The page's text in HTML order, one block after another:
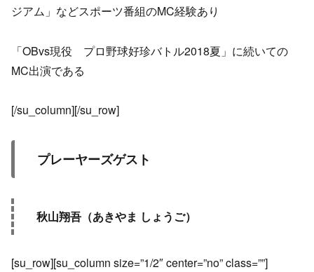
ジアム」などスポーツ番組のMC経験あり
「OBvs現役 プロ野球好珍バトル2018夏」に続いての
MC出演である
[/su_column][/su_row]
プレーヤーズゲスト
秋山翔吾（あきやま しょうご）
[su_row][su_column size=”1/2″ center=”no” class=””]